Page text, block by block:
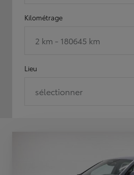
Kilométrage
2 km - 180645 km
Lieu
sélectionner